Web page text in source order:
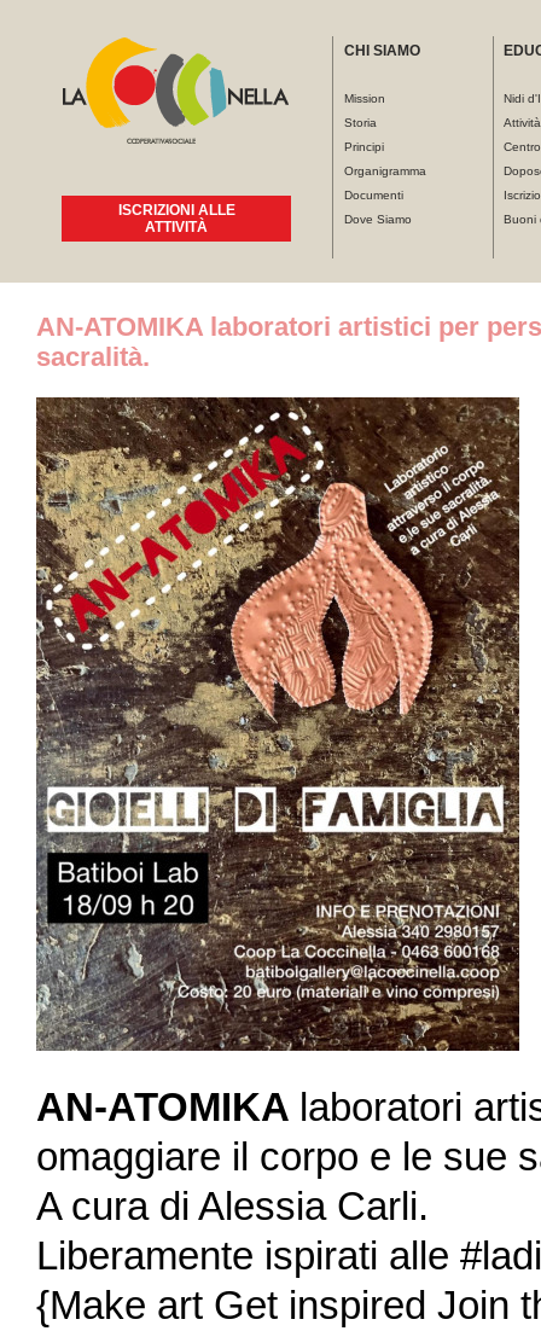
ISCRIZIONI ALLE
ATTIVITÀ
CHI SIAMO
Mission
Storia
Principi
Organigramma
Documenti
Dove Siamo
Nidi
Buoni
Tu sei qui
AN-ATOMIKA laboratori artistici per
sacralità.
AN-ATOMIKA laboratori
omaggiare il corpo e le sue
A cura di Alessia Carli.
Liberamente ispirati alle
{Make art Get inspired Join